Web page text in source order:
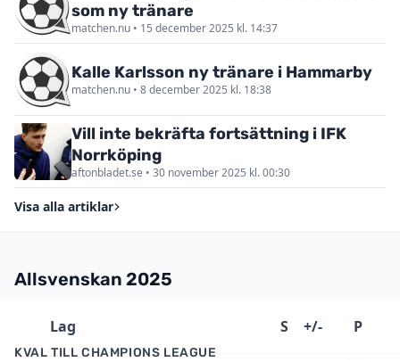
som ny tränare
matchen.nu • 15 december 2025 kl. 14:37
Kalle Karlsson ny tränare i Hammarby
matchen.nu • 8 december 2025 kl. 18:38
Vill inte bekräfta fortsättning i IFK
Norrköping
aftonbladet.se • 30 november 2025 kl. 00:30
Visa alla artiklar
Allsvenskan 2025
Lag S +/- P
KVAL TILL CHAMPIONS LEAGUE